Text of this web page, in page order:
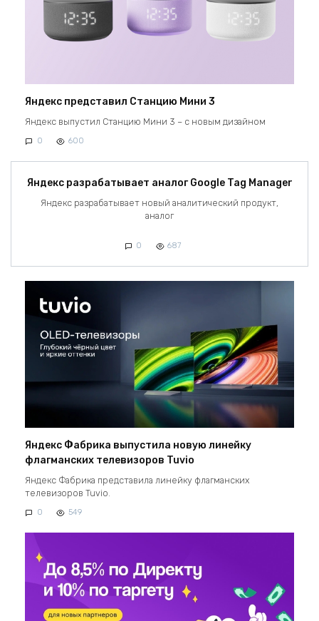
Яндекс представил Станцию Мини 3
Яндекс выпустил Станцию Мини 3 – с новым дизайном
0 600
Яндекс разрабатывает аналог Google Tag Manager
Яндекс разрабатывает новый аналитический продукт,
аналог
0 687
Яндекс Фабрика выпустила новую линейку
флагманских телевизоров Tuvio
Яндекс Фабрика представила линейку флагманских
телевизоров Tuvio.
0 549